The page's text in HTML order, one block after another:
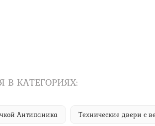
КАТЕГОРИЯХ:
Антипаника Технические двери с